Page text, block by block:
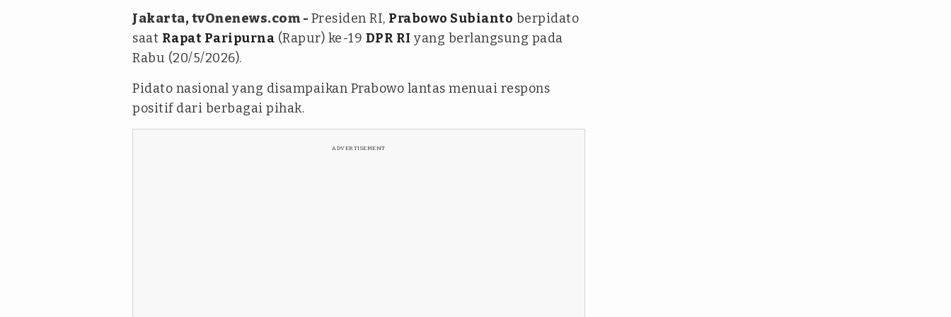
Jakarta, tvOnenews.com - Presiden RI, Prabowo Subianto berpidato
saat Rapat Paripurna (Rapur) ke-19 DPR RI yang berlangsung pada
Rabu (20/5/2026).
Pidato nasional yang disampaikan Prabowo lantas menuai respons
positif dari berbagai pihak.
ADVERTISEMENT